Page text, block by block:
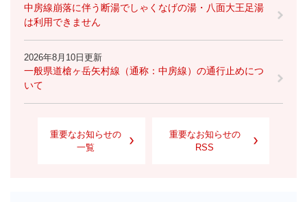
中房線崩落に伴う断湯でしゃくなげの湯・八面大王足湯
は利用できません
2026年8月10日更新
一般県道槍ヶ岳矢村線（通称：中房線）の通行止めにつ
いて
重要なお知らせの
一覧
重要なお知らせの
RSS